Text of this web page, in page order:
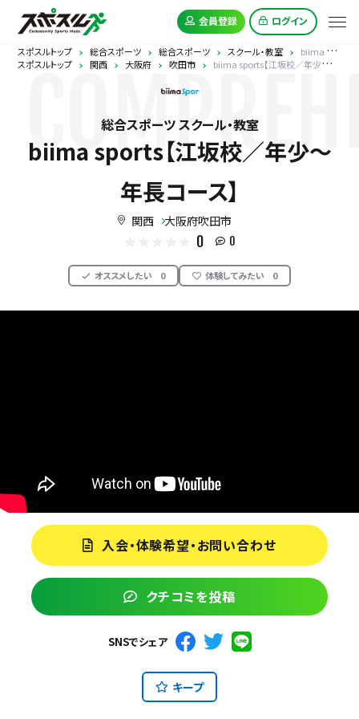
会員登録 ログイン
スポスルトップ 総合スポーツ 総合スポーツ スクール・教室
biima sports【江坂校／年少～年長コース】
スポスルトップ
関西 大阪府 吹田市 biima sports【江坂校／年少～年長コース】
総合スポーツ スクール・教室
biima sports【江坂校／年少～
年長コース】
関西 大阪府吹田市
0 0
オススメしたい 0 体験してみたい 0
入会・体験希望・お問い合わせ
クチコミを投稿
SNSでシェア
キープ